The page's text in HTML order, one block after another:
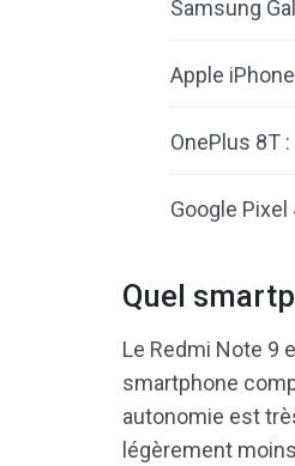
Samsung
Apple
OnePlus 8T
Google
Quel
Le Redmi Note 9
smartphone
autonomie est
légèrement